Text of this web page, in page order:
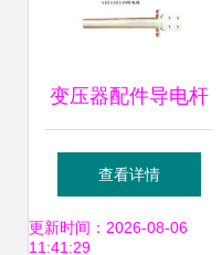
变压器配件导电杆
M12与M56 功能解
析与选型指南
查看详情
更新时间：2026-08-06
11:41:29